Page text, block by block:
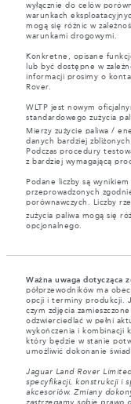
wyłącznie do celów
warunkach
mogą się różnic w
warunkami drogowymi.
Konkretne, opisane
lub być dostępne w
informacji prosimy o
Rover.
WLTP jest nowym
standardowego zużycia
Mierzy zużycie paliwa /
danych bardziej
Podczas procedury
z bardziej wymagającą
Podane liczby są
przeprowadzonych
porównawczych. Liczby
zużycia paliwa mogą się
opcjonalnego.
Ważna uwaga dotycząca
półprzewodników ma
opcji i terminy produkcji.
czym zdjęcia
odzwierciedlać w pełni
wykończenia i kombinacji
który będzie w stanie
umożliwić dokonanie
Jaguar Land Rover
specyfikacji, konstrukcji i
akcesoriów. Zmiany